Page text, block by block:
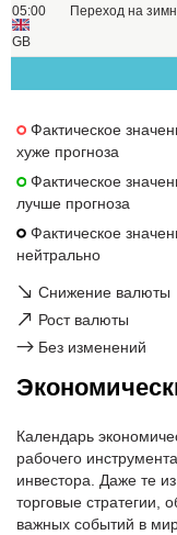
05:00
GB
Переход на
Фактическое
хуже прогноза
Фактическое
лучше прогноза
Фактическое
нейтрально
↘ Снижение валюты
↗ Рост валюты
→ Без изменений
Календарь
рабочего
инвестора. Даже те
торговые стратегии,
важных событий в